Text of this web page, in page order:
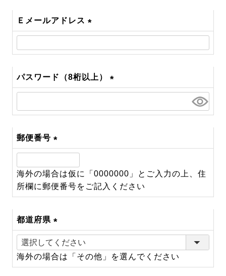
Ｅメールアドレス
(必
須)
パスワード（8桁以上）
(必
郵便番号
(必
須)
海外の場合は仮に「0000000」とご入力の上、住
所欄に郵便番号をご記入ください
都道府県
(必
須)
海外の場合は「その他」を選んでください